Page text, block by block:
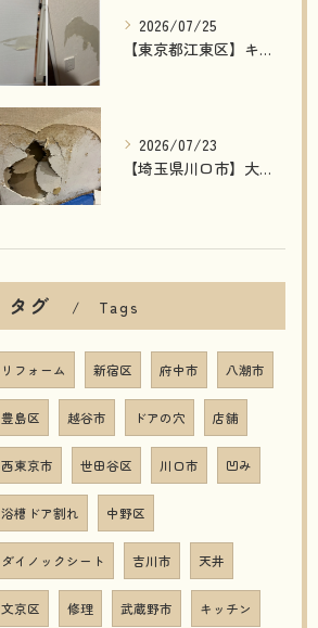
2026/07/25
【東京都江東区】キッチンカウンター下・玄関の壁剥がれを補修｜石膏ボードから丁寧に修復した施工事例
2026/07/23
【埼玉県川口市】大型店舗の壁穴補修｜湿気で劣化した壁を石膏ボード交換で原状回復！
タグ Tags
リフォーム 新宿区 府中市 八潮市
豊島区 越谷市 ドアの穴 店舗
西東京市 世田谷区 川口市 凹み
浴槽ドア割れ 中野区
ダイノックシート 吉川市 天井
文京区 修理 武蔵野市 キッチン